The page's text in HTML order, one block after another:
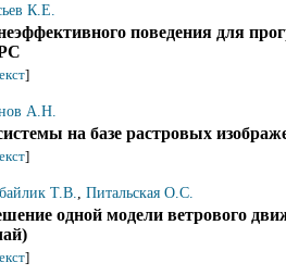
К.Е.
поведения для
]
А.Н.
на базе растровых
]
Т.В., Питальская О.С.
одной модели ветрового
]